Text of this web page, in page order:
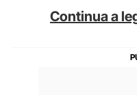
Continua a